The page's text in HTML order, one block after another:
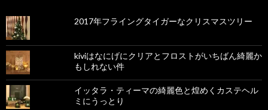
2017年フライングタイガーなクリスマスツリー
kiviはなにげにクリアとフロストがいちばん綺麗か
もしれない件
イッタラ・ティーマの綺麗色と煌めくカステヘル
ミにうっとり